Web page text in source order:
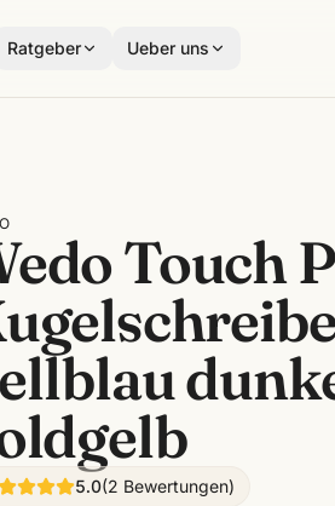
Ratgeber Ueber uns
Touch
5.0(2 Bewertungen)